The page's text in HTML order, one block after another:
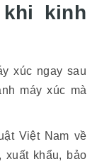
kinh
xúc ngay sau
máy xúc mà
Việt Nam về
xuất khẩu, bảo